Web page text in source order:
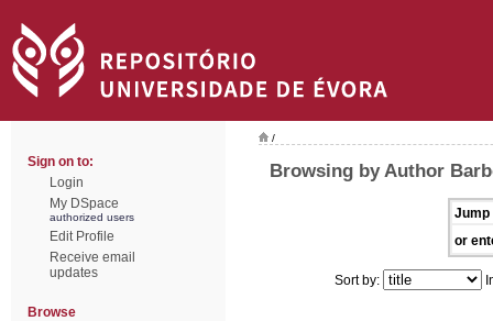
Sign on to:
Login
My DSpace
authorized users
Edit Profile
Receive email
updates
Browse
/
Browsing by Author
Jump
or
Sort by: